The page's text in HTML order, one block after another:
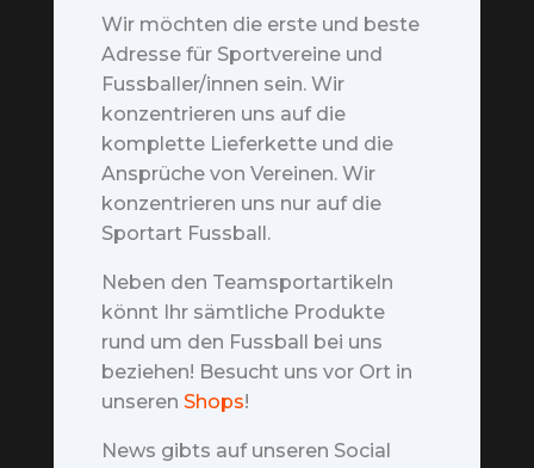
Wir möchten die erste und beste
Adresse für Sportvereine und
Fussballer/innen sein. Wir
konzentrieren uns auf die
komplette Lieferkette und die
Ansprüche von Vereinen. Wir
konzentrieren uns nur auf die
Sportart Fussball.
Neben den Teamsportartikeln
könnt Ihr sämtliche Produkte
rund um den Fussball bei uns
beziehen! Besucht uns vor Ort in
unseren Shops!
News gibts auf unseren Social